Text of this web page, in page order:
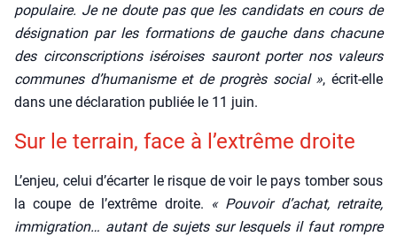
popu­laire. Je ne doute pas que les can­di­dats en cours de
dési­gna­tion par les for­ma­tions de gauche dans cha­cune
des cir­cons­crip­tions isé­roises sau­ront por­ter nos valeurs
com­munes d’humanisme et de pro­grès social », écrit-elle
dans une décla­ra­tion publiée le 11 juin.
Sur le ter­rain, face à l’extrême droite
L’enjeu, celui d’écarter le risque de voir le pays tom­ber sous
la coupe de l’extrême droite. « Pou­voir d’achat, retraite,
immi­gra­tion… autant de sujets sur les­quels il faut rompre